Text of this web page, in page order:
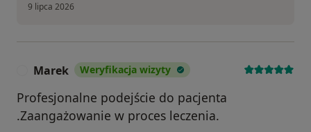
9 lipca 2026
Marek Weryfikacja wizyty
Profesjonalne podejście do pacjenta
.Zaangażowanie w proces leczenia.